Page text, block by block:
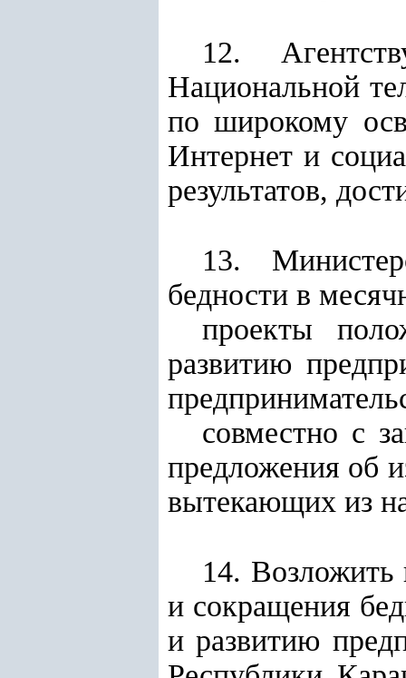
12.
Национальной
по широкому
Интернет и
результатов,
13.
бедности в
проекты
развитию
совместно с
предложения об
вытекающих из
14. Возложить
и сокращения
и развитию